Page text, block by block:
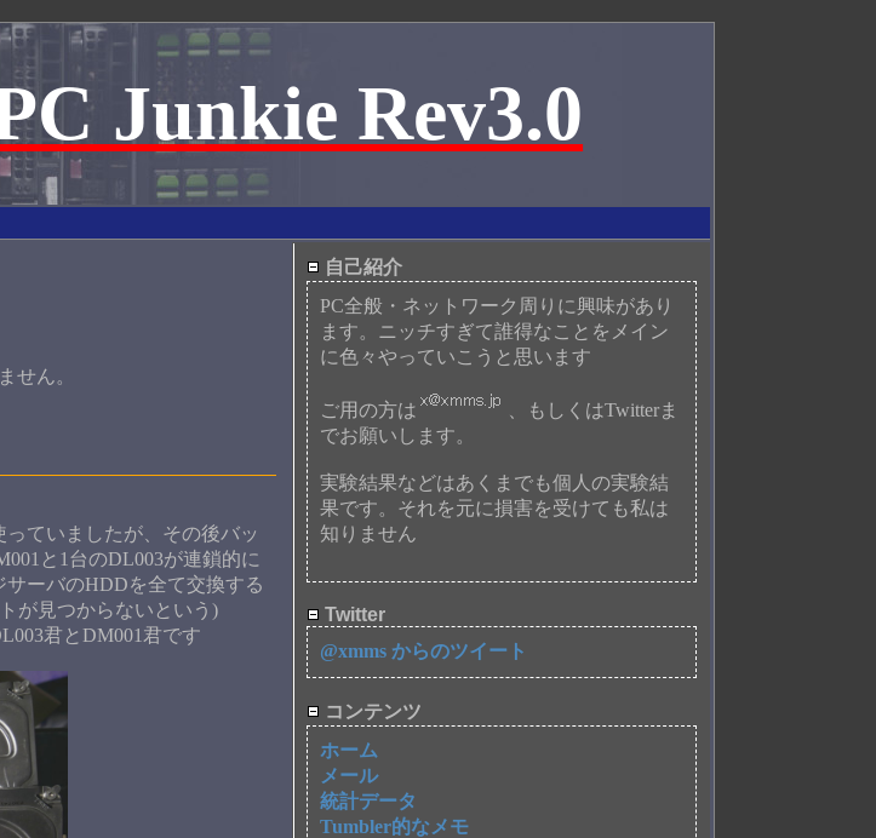
Junkie Rev3.0
せん。
ていましたが、その後バッ
と1台のDL003が連鎖的に
ーバのHDDを全て交換する
が見つからないという)
君とDM001君です
自己紹介
PC全般・ネットワーク周りに興味があり
ます。ニッチすぎて誰得なことをメイン
に色々やっていこうと思います
ご用の方は
、もしくはTwitterま
でお願いします。
実験結果などはあくまでも個人の実験結
果です。それを元に損害を受けても私は
知りません
Twitter
@xmms からのツイート
コンテンツ
ホーム
メール
統計データ
Tumbler的なメモ